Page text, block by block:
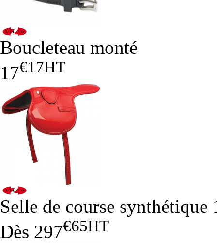
Boucleteau monté
17€17HT
Selle de course
Dès 297€65HT